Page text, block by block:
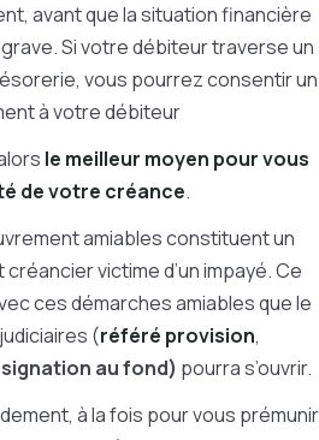
avant que la situation financière
Si votre débiteur traverse un
vous pourrez consentir un
à votre débiteur
le meilleur moyen pour vous
de votre créance.
amiables constituent un
victime d’un impayé. Ce
ces démarches amiables que le
(référé provision,
au fond) pourra s’ouvrir.
à la fois pour vous prémunir